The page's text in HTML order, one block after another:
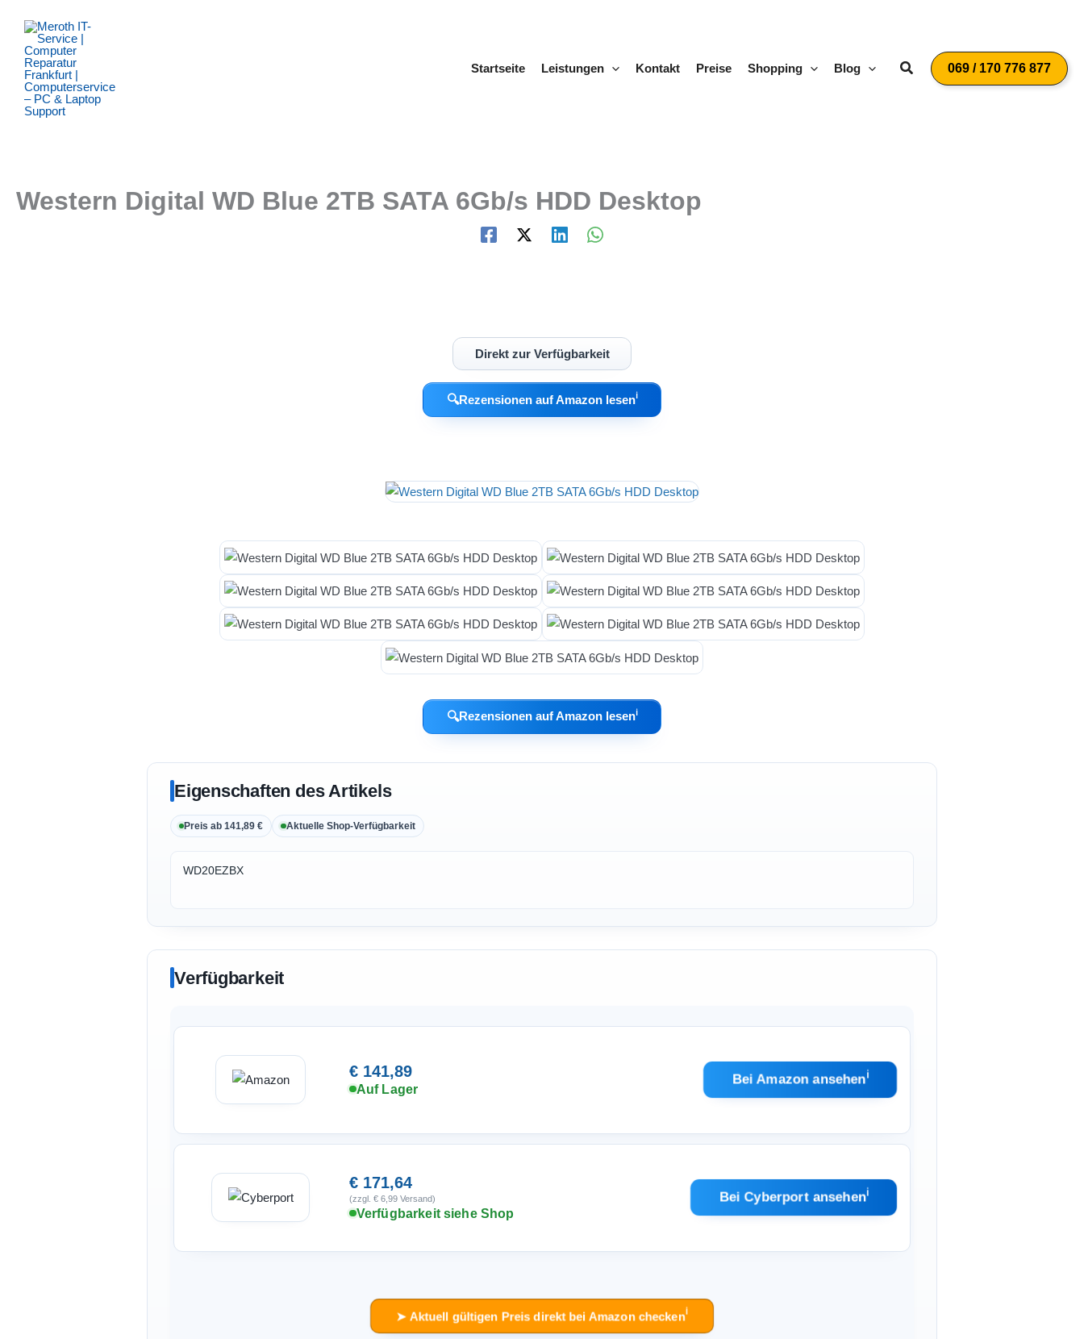
Inhalt
springen
Startseite
Leistungen Kontakt Preise Shopping Blog Suchen069 / 170 776 877
Western Digital WD Blue 2TB SATA 6Gb/s HDD Desktop
Direkt zur Verfügbarkeit
🔍Rezensionen auf Amazon lesenℹ︎
🔍Rezensionen auf Amazon lesenℹ︎
Eigenschaften des Artikels
Preis ab 141,89 € Aktuelle Shop-Verfügbarkeit
WD20EZBX
Verfügbarkeit
€ 141,89
Auf Lager
Bei Amazon ansehenℹ︎
€ 171,64
(zzgl. € 6,99 Versand)
Verfügbarkeit siehe Shop
Bei Cyberport ansehenℹ︎
➤ Aktuell gültigen Preis direkt bei Amazon checkenℹ︎